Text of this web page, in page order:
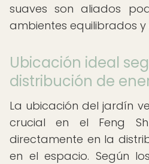
suaves son aliados
ambientes equilibrados y
Ubicación ideal
distribución de
La ubicación del jardín
crucial en el Feng
directamente en la
en el espacio. Según